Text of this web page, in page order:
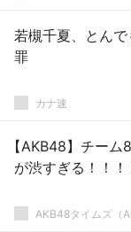
若槻千夏、とん
罪
カナ速
【AKB48】チー
が渋すぎる！！！
AKB48タイムズ（